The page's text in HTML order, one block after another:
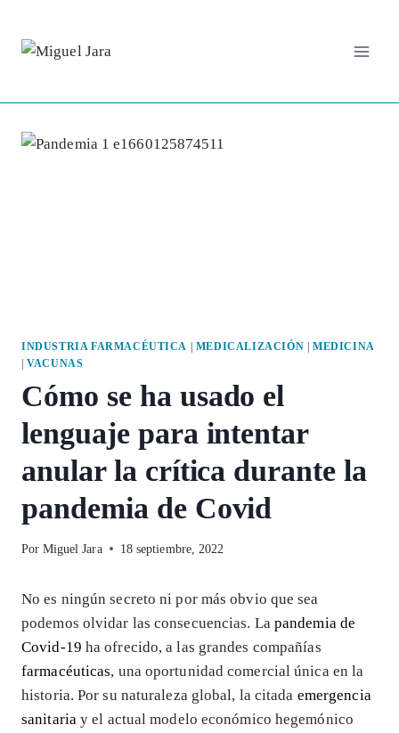
contenido
INDUSTRIA FARMACÉUTICA MEDICALIZACIÓN |MEDICINA
|VACUNAS
Cómo se ha usado el
lenguaje para intentar
anular la crítica durante la
pandemia de Covid
Por Miguel Jara 18 septiembre, 2022
No es ningún secreto ni por más obvio que sea
podemos olvidar las consecuencias. La pandemia de
Covid-19 ha ofrecido, a las grandes compañías
farmacéuticas, una oportunidad comercial única en la
historia. Por su naturaleza global, la citada emergencia
sanitaria y el actual modelo económico hegemónico